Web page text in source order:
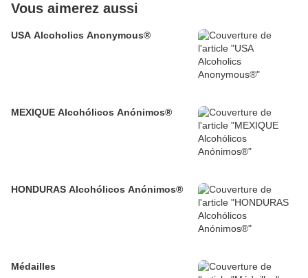
Vous aimerez aussi
USA Alcoholics Anonymous®
MEXIQUE Alcohólicos Anónimos®
HONDURAS Alcohólicos Anónimos®
Médailles